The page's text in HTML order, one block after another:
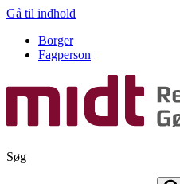
Gå til indhold
Borger
Fagperson
Søg